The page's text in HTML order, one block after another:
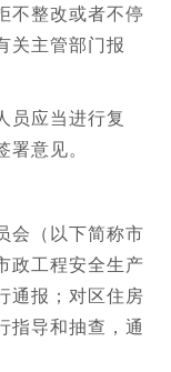
不整改或者不停
关主管部门报
员应当进行复
意见。
会（以下简称市
政工程安全生产
通报；对区住房
指导和抽查，通